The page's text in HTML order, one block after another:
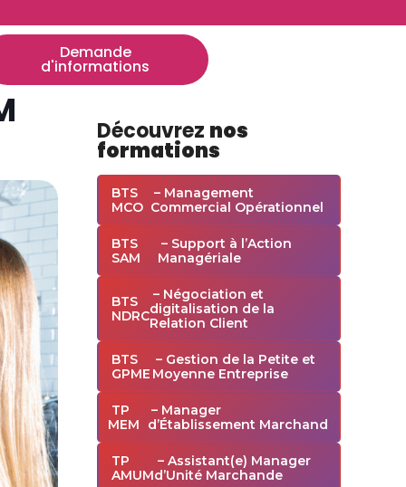
Demande
d'informations
Découvrez nos
formations
BTS
MCO
– Management
Commercial Opérationnel
BTS
SAM
– Support à l’Action
Managériale
BTS
NDRC
– Négociation et
digitalisation de la
Relation Client
BTS
GPME
– Gestion de la Petite et
Moyenne Entreprise
TP
MEM
– Manager
d’Établissement Marchand
TP
AMUM
– Assistant(e) Manager
d’Unité Marchande